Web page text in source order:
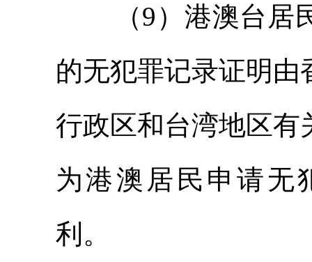
（9）港澳台
的无犯罪记录证明
行政区和台湾地区有
为港澳居民申请无
利。